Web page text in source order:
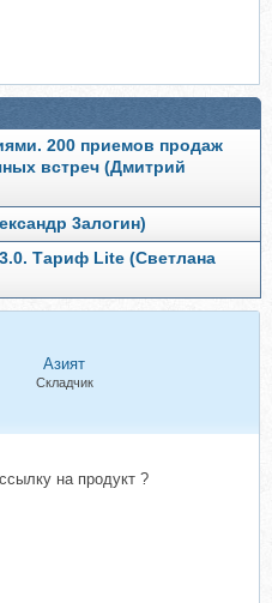
200 приемов продаж
встреч (Дмитрий
3aлoгин)
Тариф Lite (Светлана
Азият
Складчик
на продукт ?